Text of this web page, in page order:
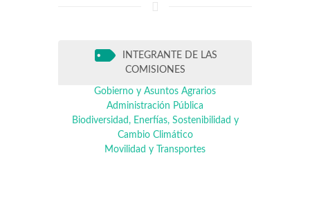
INTEGRANTE DE LAS
COMISIONES
Gobierno y Asuntos Agrarios
Administración Pública
Biodiversidad, Enerfías, Sostenibilidad y
Cambio Climático
Movilidad y Transportes